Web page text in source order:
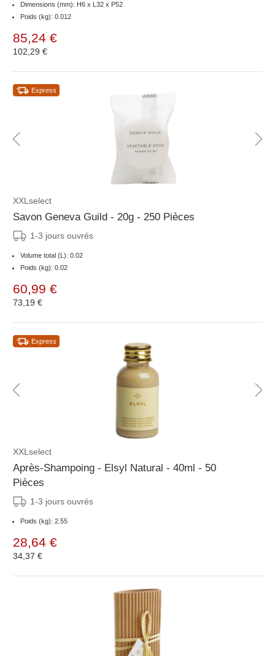
Dimensions (mm): H6 x L32 x P52
Poids (kg): 0.012
85,24 €
102,29 €
Express
XXLselect
Savon Geneva Guild - 20g - 250 Pièces
1-3 jours ouvrés
Volume total (L): 0.02
Poids (kg): 0.02
60,99 €
73,19 €
Express
XXLselect
Après-Shampoing - Elsyl Natural - 40ml - 50
Pièces
1-3 jours ouvrés
Poids (kg): 2.55
28,64 €
34,37 €